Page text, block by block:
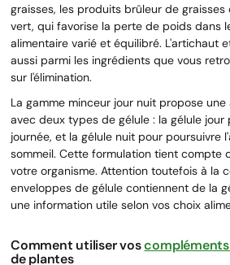
graisses, les produits brûleur de
vert, qui favorise la perte de poids dans
alimentaire varié et équilibré. L'artichaut
aussi parmi les ingrédients que vous
sur l'élimination.
La gamme minceur jour nuit propose
avec deux types de gélule : la gélule
journée, et la gélule nuit pour poursuivre
sommeil. Cette formulation tient compte
votre organisme. Attention toutefois à la
enveloppes de gélule contiennent de la
une information utile selon vos choix
Comment utiliser vos
de plantes